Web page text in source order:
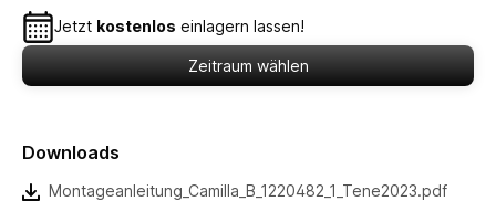
Jetzt kostenlos einlagern lassen!
Zeitraum wählen
Downloads
Montageanleitung_Camilla_B_1220482_1_Tene2023.pdf